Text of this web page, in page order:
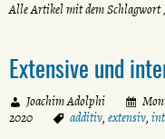
Alle Artikel mit dem Schlagwort
Extensive und
Joachim Adolphi
2020
additiv, extensiv,